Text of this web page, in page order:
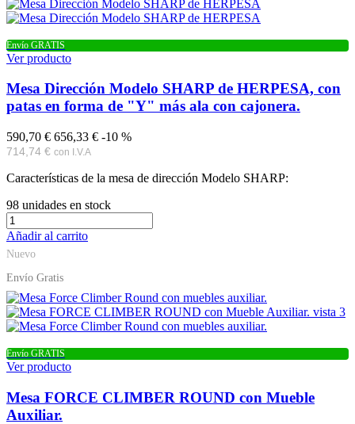
Envío GRATIS
Ver producto
Mesa Dirección Modelo SHARP de HERPESA, con
patas en forma de "Y" más ala con cajonera.
590,70 € 656,33 € -10 %
714,74 € con I.V.A
Características de la mesa de dirección Modelo SHARP:
98 unidades en stock
Añadir al carrito
Nuevo
Envío Gratis
Envío GRATIS
Ver producto
Mesa FORCE CLIMBER ROUND con Mueble
Auxiliar.